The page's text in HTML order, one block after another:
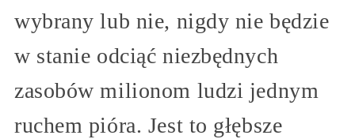
wybrany lub nie, nigdy nie będzie
w stanie odciąć niezbędnych
zasobów milionom ludzi jednym
ruchem pióra. Jest to głębsze